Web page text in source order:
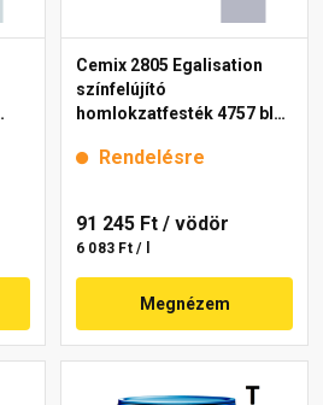
Cemix 2805 Egalisation
színfelújító
homlokzatfesték 4757 blue
Rendelésre
91 245 Ft / vödör
6 083 Ft / l
Megnézem